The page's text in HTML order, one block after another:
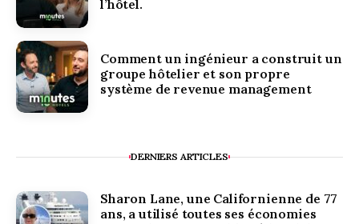
l’hôtel.
Comment un ingénieur a construit un
groupe hôtelier et son propre
système de revenue management
DERNIERS ARTICLES
Sharon Lane, une Californienne de 77
ans, a utilisé toutes ses économies